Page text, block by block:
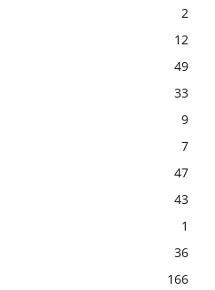
2
12
49
33
9
7
47
43
1
36
166